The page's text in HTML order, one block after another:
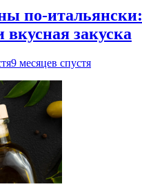
по-итальянски:
вкусная закуска
9 месяцев спустя